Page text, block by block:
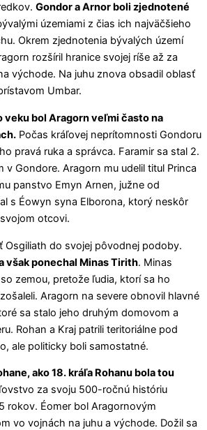
Gondor a Arnor boli zjednotené
územiami z čias ich najväčšieho
Okrem zjednotenia bývalých území
rozšíril hranice svojej ríše až za
východe. Na juhu znova obsadil oblasť
Umbar.
veku bol Aragorn veľmi často na
Počas kráľovej neprítomnosti Gondoru
pravá ruka a správca. Faramir sa stal 2.
v Gondore. Aragorn mu udelil titul Princa
panstvo Emyn Arnen, južne od
s Éowyn syna Elborona, ktorý neskôr
otcovi.
Osgiliath do svojej pôvodnej podoby.
však ponechal Minas Tirith. Minas
zemou, pretože ľudia, ktorí sa ho
Aragorn na severe obnovil hlavné
sa stalo jeho druhým domovom a
Rohan a Kraj patrili teritoriálne pod
ale politicky boli samostatné.
ako 18. kráľa Rohanu bola tou
za svoju 500-ročnú históriu
rokov. Éomer bol Aragornovým
vo vojnách na juhu a východe. Dožil sa